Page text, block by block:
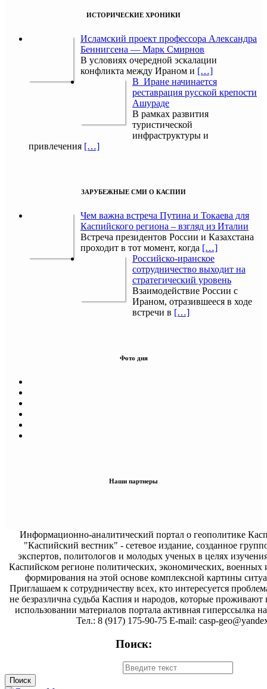
ИСТОРИЧЕСКИЕ ХРОНИКИ
Исламский проект профессора Александра
Беннигсена — Марк Смирнов
В условиях очередной эскалации
конфликта между Ираном и […]
В Иране начинается
реставрация русской крепости
Ашураде
В рамках развития
туристической
инфраструктуры и
привлечения […]
ЗАРУБЕЖНЫЕ СМИ О КАСПИИ
Чем важна встреча Путина и Токаева для
Каспийского региона – взгляд из Италии
Встреча президентов России и Казахстана
проходит в тот момент, когда […]
Российско-иранское
сотрудничество выходит на
стратегический уровень
Взаимодействие России с
Ираном, отразившееся в ходе
встречи в […]
Фото дня
Наши партнеры
Информационно-аналитический портал о геополитике
"Каспийский вестник" - сетевое издание, созданное
экспертов, политологов и молодых ученых в целях
Каспийском регионе политических, экономических, военных
формирования на этой основе комплексной картины
Приглашаем к сотрудничеству всех, кто интересуется
не безразлична судьба Каспия и народов, которые проживают
использовании материалов портала активная гиперссылка на
Тел.: 8 (917) 175-90-75 E-mail: casp-
Поиск: